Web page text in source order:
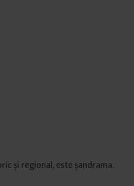
și regional, este șandrama.